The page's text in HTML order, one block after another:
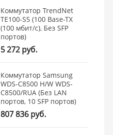
Коммутатор TrendNet
TE100-S5 (100 Base-TX
(100 мбит/с), Без SFP
портов)
5 272 руб.
Коммутатор Samsung
WDS-C8500 H/W WDS-
C8500/RUA (Без LAN
портов, 10 SFP портов)
807 836 руб.